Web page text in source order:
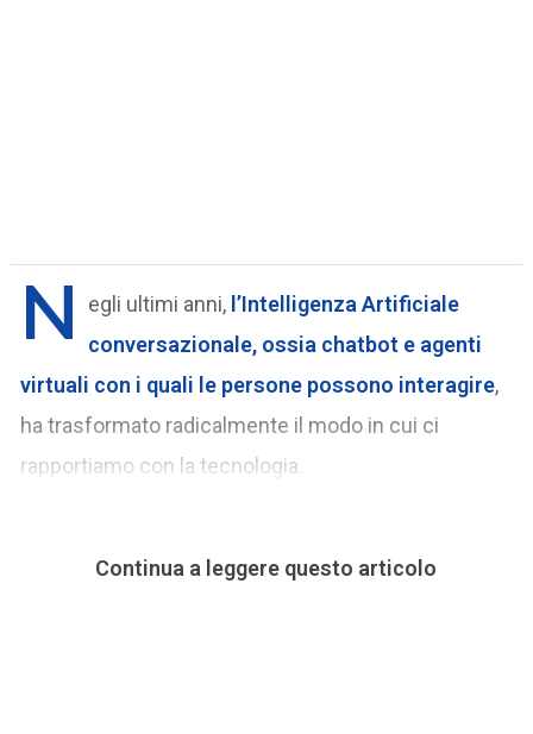
N egli ultimi anni, l’Intelligenza Artificiale
conversazionale, ossia chatbot e agenti
virtuali con i quali le persone possono interagire,
ha trasformato radicalmente il modo in cui ci
rapportiamo con la tecnologia.
Continua a leggere questo articolo